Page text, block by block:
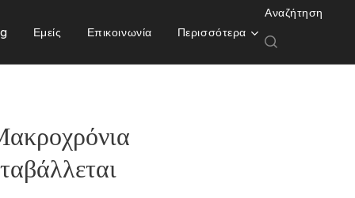
Εμείς Επικοινωνία Περισσότερα
Αναζήτηση